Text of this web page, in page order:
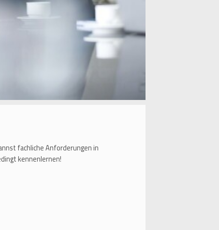
fachliche Anforderungen in
kennenlernen!